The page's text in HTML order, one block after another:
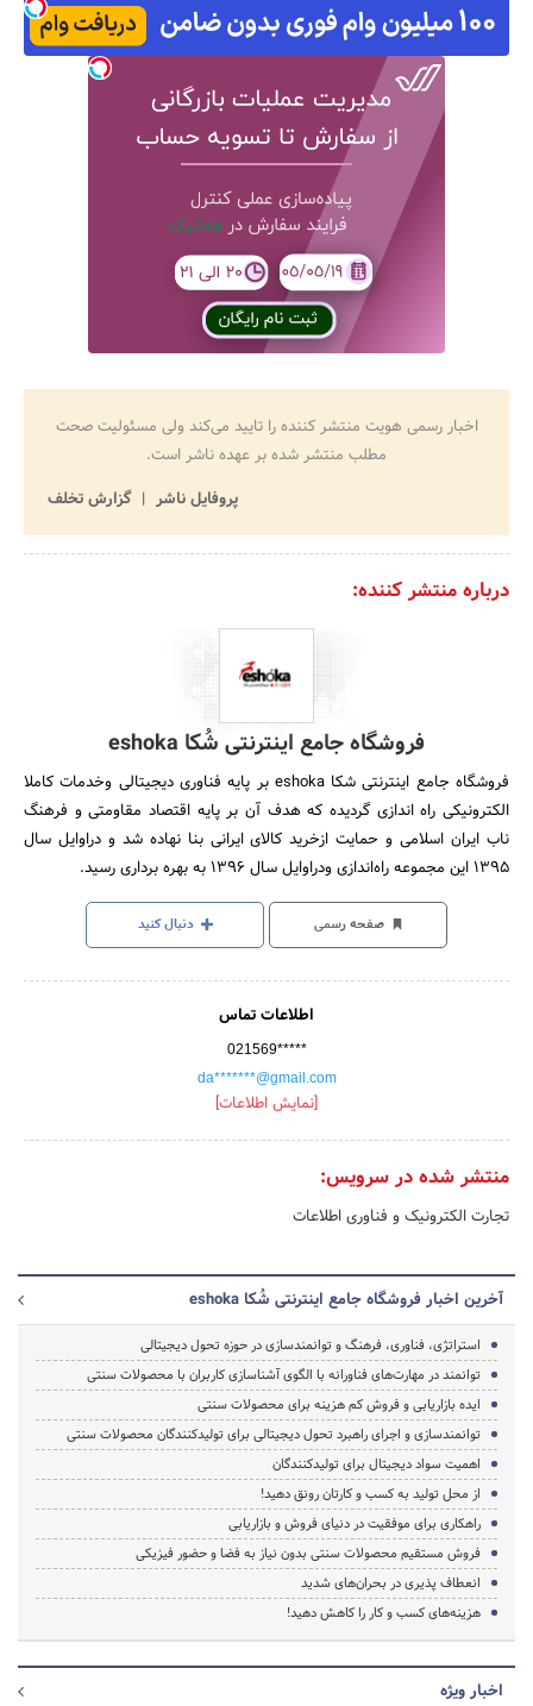
اخبار رسمی هویت منتشر کننده را تایید می‌کند ولی مسئولیت صحت
مطلب منتشر شده بر عهده ناشر است.
پروفایل ناشر
گزارش تخلف
درباره منتشر کننده:
فروشگاه جامع اینترنتی شُکا eshoka
فروشگاه جامع اینترنتی شکا eshoka بر پایه فناوری دیجیتالی وخدمات کاملا
الکترونیکی راه اندازی گردیده که هدف آن بر پایه اقتصاد مقاومتی و فرهنگ
ناب ایران اسلامی و حمایت ازخرید کالای ایرانی بنا نهاده شد و دراوایل سال
1395 این مجموعه راه‌اندازی ودراوایل سال 1396 به بهره برداری رسید.
صفحه رسمی دنبال کنید
اطلاعات تماس
021569*****
da*******@gmail.com
[نمایش اطلاعات]
منتشر شده در سرویس:
تجارت الکترونیک و فناوری اطلاعات
آخرین اخبار فروشگاه جامع اینترنتی شُکا eshoka
استراتژی، فناوری، فرهنگ و توانمندسازی در حوزه تحول دیجیتالی
توانمند‌ در مهارت‌های فناورانه با الگوی آشناسازی کاربران با محصولات سنتی
ایده بازاریابی و فروش کم هزینه برای محصولات سنتی
توانمندسازی و اجرای راهبرد تحول دیجیتالی برای تولید‌کنندگان محصولات سنتی
اهمیت سواد دیجیتال برای تولید‌کنندگان
از محل تولید به کسب و کارتان رونق دهید!
راهکاری برای موفقیت در دنیای فروش و بازاریابی
فروش مستقیم محصولات سنتی بدون نیاز به فضا و حضور فیزیکی
انعطاف پذیری در بحران‌های شدید
هزینه‌های کسب و کار را کاهش ‌دهید!
اخبار ویژه